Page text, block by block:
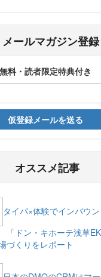
メールマガジン登録
無料・読者限定特典付き
仮登録メールを送る
オススメ記事
タイパ×体験でインバウ
「ドン・キホーテ浅草
づくりをレポート